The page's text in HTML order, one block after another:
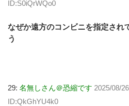
ID:S0iQrWQo0
なぜか遠方のコンビニを指定され
う
29: 名無しさん＠恐縮です 2025/08/
ID:QkGhYU4k0